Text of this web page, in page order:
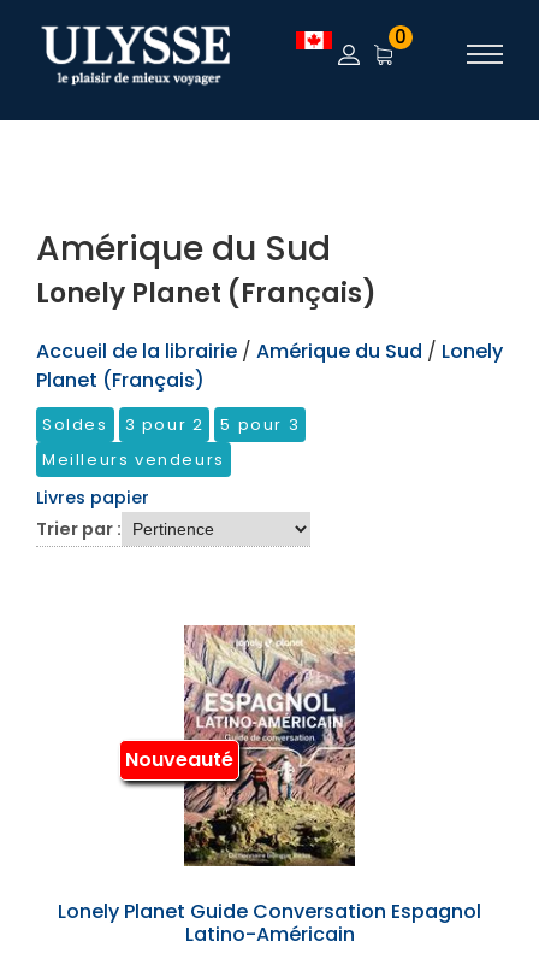
TEST 0
Amérique du Sud
Lonely Planet (Français)
Accueil de la librairie / Amérique du Sud / Lonely
Planet (Français)
Soldes 3 pour 2
5 pour 3
Meilleurs vendeurs
Livres papier
Trier par :
Nouveauté
Lonely Planet Guide Conversation Espagnol
Latino-Américain